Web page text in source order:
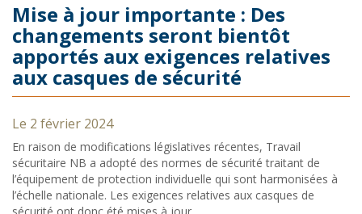
Mise à jour importante : Des
changements seront bientôt
apportés aux exigences relatives
aux casques de sécurité
Le 2 février 2024
En raison de modifications législatives récentes, Travail
sécuritaire NB a adopté des normes de sécurité traitant de
l’équipement de protection individuelle qui sont harmonisées à
l’échelle nationale. Les exigences relatives aux casques de